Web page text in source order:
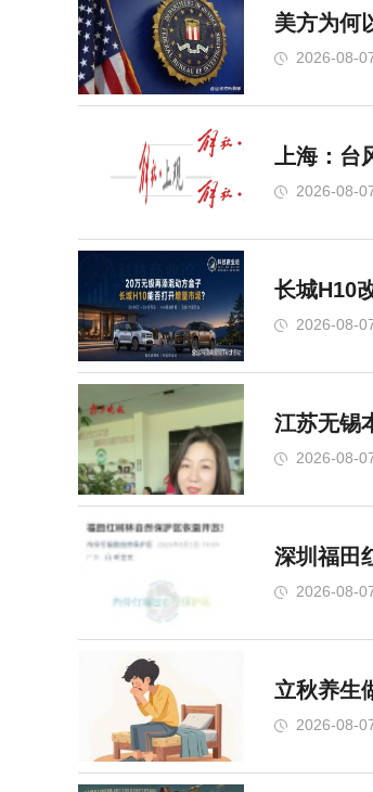
秋天的第一杯奶茶怎
北京“立秋雨
美方为何
2026-08-
上海：台
2026-08-
长城H10
2026-08-
江苏无锡
2026-08-
深圳福田
2026-08-
立秋养生
2026-08-